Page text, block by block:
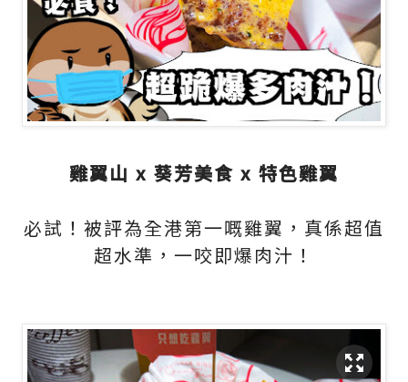
雞翼山 x 葵芳美食 x 特色雞翼
必試！被評為全港第一嘅雞翼，真係超值
超水準，一咬即爆肉汁！